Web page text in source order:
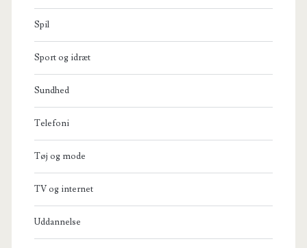
Spil
Sport og idræt
Sundhed
Telefoni
Tøj og mode
TV og internet
Uddannelse